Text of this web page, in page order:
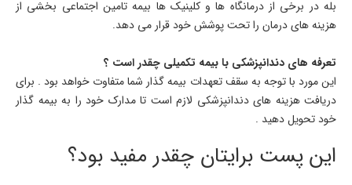
بله در برخی از درمانگاه ها و کلینیک ها بیمه تامین اجتماعی بخشی از
هزینه های درمان را تحت پوشش خود قرار می دهد.
تعرفه های دندانپزشکی با بیمه تکمیلی چقدر است ؟
این مورد با توجه به سقف تعهدات بیمه گذار شما متفاوت خواهد بود . برای
دریافت هزینه های دندانپزشکی لازم است تا مدارک خود را به بیمه گذار
خود تحویل دهید .
این پست برایتان چقدر مفید بود؟